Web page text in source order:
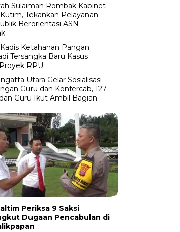
Sulaiman Rombak Kabinet
Tekankan Pelayanan
Berorientasi ASN
Ketahanan Pangan
Tersangka Baru Kasus
RPU
Utara Gelar Sosialisasi
Guru dan Konfercab, 127
Guru Ikut Ambil Bagian
Periksa 9 Saksi
Dugaan Pencabulan di